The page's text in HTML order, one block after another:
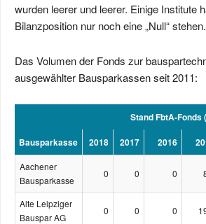
wurden leerer und leerer. Einige Institute
Bilanzposition nur noch eine „Null“ stehen.
Das Volumen der Fonds zur
ausgewählter Bausparkassen seit 2011:
Stand FbtA-Fonds
Bausparkasse
2018 2017 2016
Aachener
Bausparkasse
0 0 0
Alte Leipziger
Bauspar AG
0 0 0